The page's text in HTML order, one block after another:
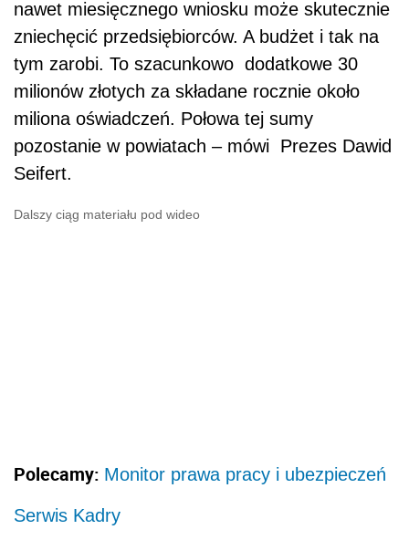
nawet miesięcznego wniosku może skutecznie
zniechęcić przedsiębiorców. A budżet i tak na
tym zarobi. To szacunkowo dodatkowe 30
milionów złotych za składane rocznie około
miliona oświadczeń. Połowa tej sumy
pozostanie w powiatach – mówi Prezes Dawid
Seifert.
Dalszy ciąg materiału pod wideo
Polecamy: Monitor prawa pracy i ubezpieczeń
Serwis Kadry